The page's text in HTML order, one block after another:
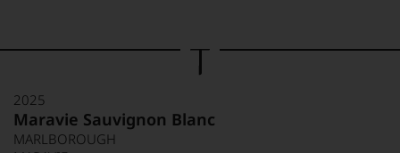
2025
Maravie Sauvignon Blanc
MARLBOROUGH